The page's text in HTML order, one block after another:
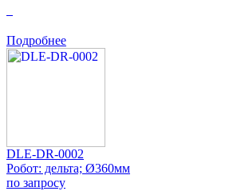
Подробнее
DLE-DR-0002
Робот: дельта; Ø360мм
по запросу